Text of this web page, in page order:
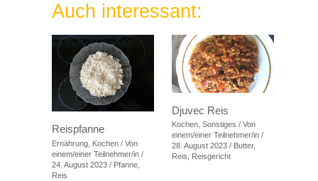
Auch interessant:
Reispfanne
Ernährung, Kochen/ Von
einem/einer Teilnehmer/in /
24. August 2023 / Pfanne,
Reis
Djuvec Reis
Kochen, Sonstiges / Von
einem/einer Teilnehmer/in /
28. August 2023 / Butter,
Reis
Reisgericht